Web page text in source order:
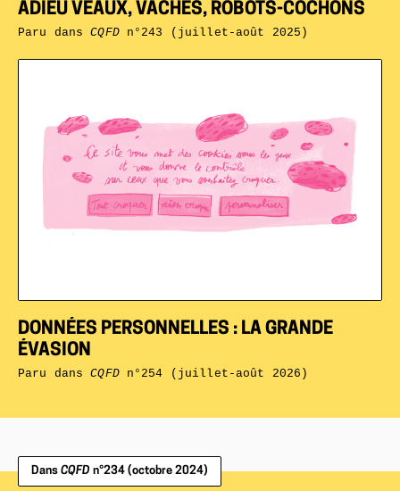
DONNÉES PERSONNELLES : LA GRANDE
ÉVASION
Paru dansCQFDn°254 (juillet-août 2026)
ADIEU VEAUX, VACHES, ROBOTS-COCHONS
Paru dansCQFDn°243 (juillet-août 2025)
Dans CQFD n°234 (octobre 2024)